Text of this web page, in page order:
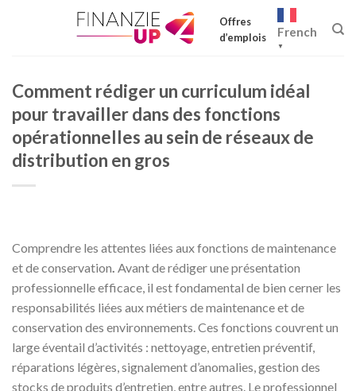
Offres
d’emplois
French
▼
Comment rédiger un curriculum idéal
pour travailler dans des fonctions
opérationnelles au sein de réseaux de
distribution en gros
Comprendre les attentes liées aux fonctions de maintenance
et de conservation. Avant de rédiger une présentation
professionnelle efficace, il est fondamental de bien cerner les
responsabilités liées aux métiers de maintenance et de
conservation des environnements. Ces fonctions couvrent un
large éventail d’activités : nettoyage, entretien préventif,
réparations légères, signalement d’anomalies, gestion des
stocks de produits d’entretien, entre autres. Le professionnel